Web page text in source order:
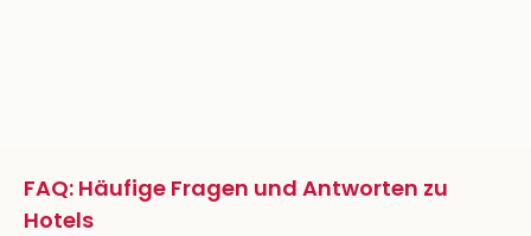
FAQ: Häufige Fragen und Antworten zu
Hotels